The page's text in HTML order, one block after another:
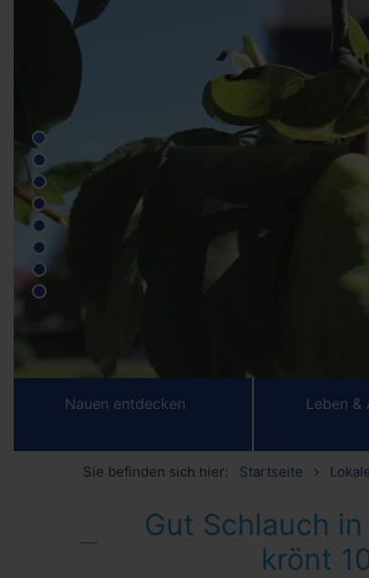
Nauen entdecken Leben &
Sie befinden sich hier: Startseite
Gut Schlauch
krönt